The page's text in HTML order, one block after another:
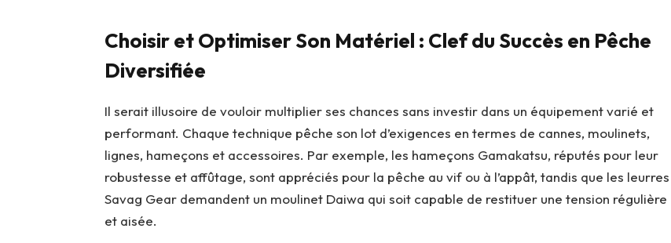
Choisir et Optimiser Son Matériel : Clef du Succès en Pêche
Diversifiée
Il serait illusoire de vouloir multiplier ses chances sans investir dans un équipement varié et
performant. Chaque technique pêche son lot d’exigences en termes de cannes, moulinets,
lignes, hameçons et accessoires. Par exemple, les hameçons Gamakatsu, réputés pour leur
robustesse et affûtage, sont appréciés pour la pêche au vif ou à l’appât, tandis que les leurres
Savag Gear demandent un moulinet Daiwa qui soit capable de restituer une tension régulière
et aisée.